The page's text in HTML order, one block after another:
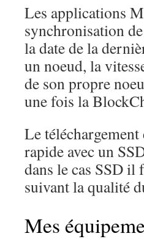
Les applications
synchronisation
la date de la
un noeud, la
de son propre
une fois la
Le
rapide avec un
dans le cas SSD
suivant la qualité
Mes